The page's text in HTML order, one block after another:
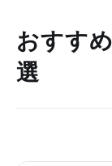
おすす
選